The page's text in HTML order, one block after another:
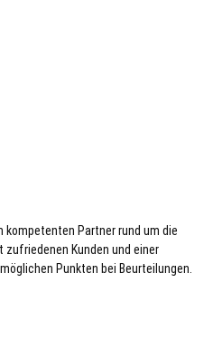
kompetenten Partner rund um die
zufriedenen Kunden und einer
Punkten bei Beurteilungen.